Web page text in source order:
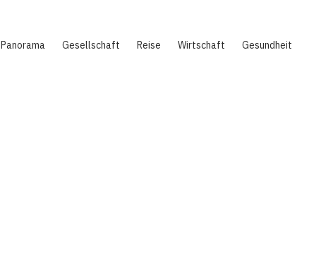
Panorama Gesellschaft Reise Wirtschaft Gesundheit